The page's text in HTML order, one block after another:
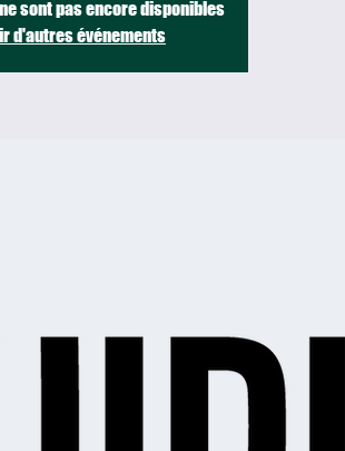
sont pas encore disponibles
d'autres événements